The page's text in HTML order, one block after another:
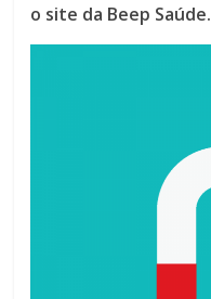
o site da Beep Saúde.